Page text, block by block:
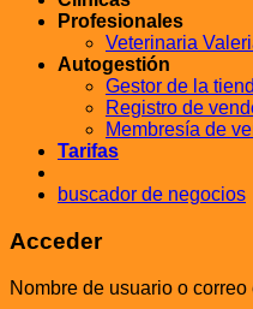
Profesionales
Veterinaria
Autogestión
Gestor de la
Registro de
Membresía de
Tarifas
buscador de negocios
Acceder
Nombre de usuario o